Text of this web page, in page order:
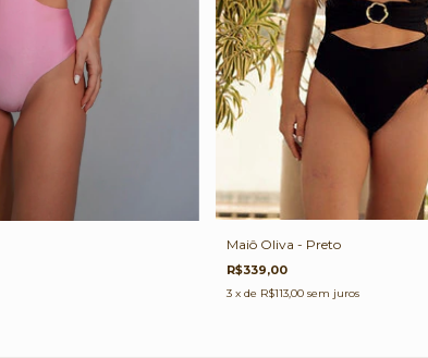
Maiô Oliva - Preto
R$339,00
3 x de R$113,00 sem juros